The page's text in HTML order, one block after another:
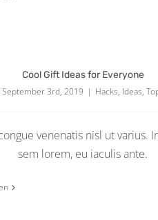
Cool Gift Ideas for Everyone
September 3rd, 2019 | Hacks, Ideas,
venenatis nisl ut varius.
sem lorem, eu iaculis ante.